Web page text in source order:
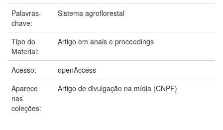
Palavras-
chave:
Sistema agroflorestal
Tipo do
Material:
Artigo em anais e proceedings
Acesso:
openAccess
Aparece
nas
coleções:
Artigo de divulgação na mídia (CNPF)